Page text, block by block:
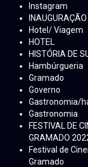
Instagram
INAUGURAÇÃO
Hotel/ Viagem
HOTEL
HISTÓRIA DE
Hambúrgueria
Gramado
Governo
Gastronomia/
Gastronomia
FESTIVAL DE
GRAMADO
Festival de
Gramado